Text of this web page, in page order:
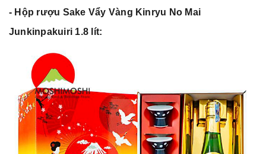
- Hộp rượu Sake Vẩy Vàng Kinryu No Mai
Junkinpakuiri 1.8 lít: